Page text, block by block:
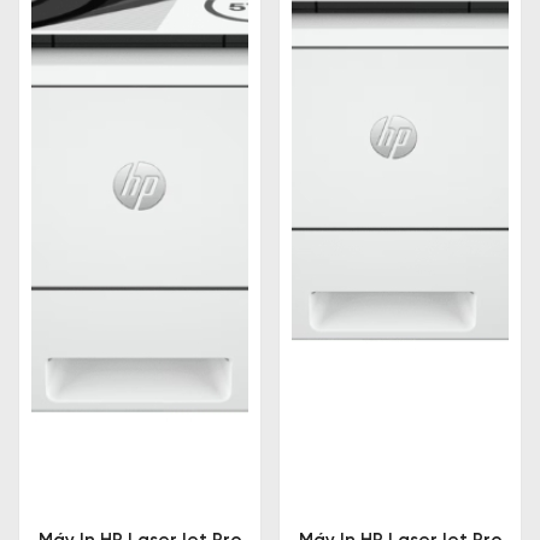
Một số yếu tố ảnh hưởng đến giá cả, chẳng hạn
như:
: máy in trắng đen HP, máy in laser,
máy in màu HP,... Giá máy in HP của mỗi loại
máy in sẽ khác nhau.
mạng, in qua WiFi, in qua điện thoại di động,
v.v. Các tính năng này sẽ ảnh hưởng đến giá
của máy in.